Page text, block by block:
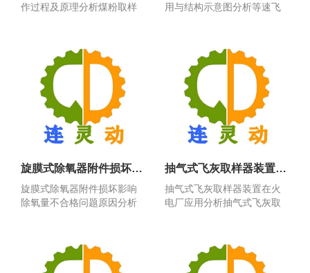
作过程及原理分析煤粉取样
用与结构示意图分析等速飞
旋膜式除氧器附件损坏影响除氧量不合格问题原因分析衣解决措施
旋膜式除氧器附件损坏影响
除氧量不合格问题原因分析
抽气式飞灰取样器装置在火电厂应用分析
抽气式飞灰取样器装置在火
电厂应用分析抽气式飞灰取